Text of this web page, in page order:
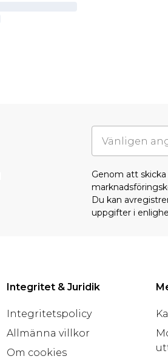
Genom att
Du kan
uppgifter i
Integritet & Juridik
Integritetspolicy
Allmänna villkor
Om cookies